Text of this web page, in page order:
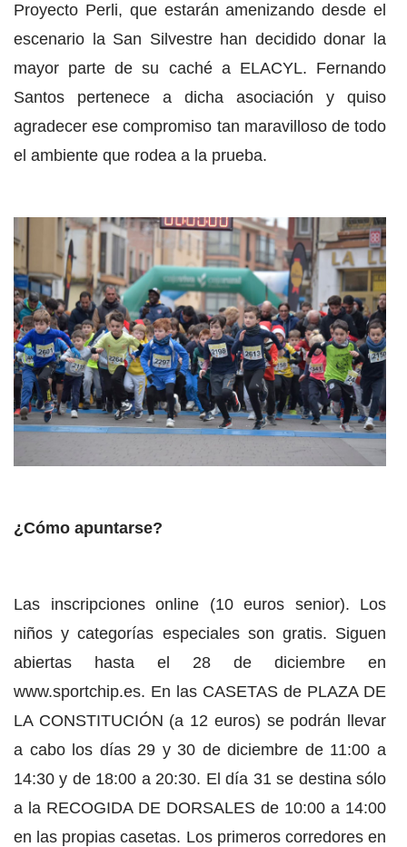
Proyecto Perli, que estarán amenizando desde el
escenario la San Silvestre han decidido donar la
mayor parte de su caché a ELACYL. Fernando
Santos pertenece a dicha asociación y quiso
agradecer ese compromiso tan maravilloso de todo
el ambiente que rodea a la prueba.
¿Cómo apuntarse?
Las inscripciones online (10 euros senior). Los
niños y categorías especiales son gratis. Siguen
abiertas hasta el 28 de diciembre en
www.sportchip.es. En las CASETAS de PLAZA DE
LA CONSTITUCIÓN (a 12 euros) se podrán llevar
a cabo los días 29 y 30 de diciembre de 11:00 a
14:30 y de 18:00 a 20:30. El día 31 se destina sólo
a la RECOGIDA DE DORSALES de 10:00 a 14:00
en las propias casetas. Los primeros corredores en